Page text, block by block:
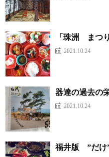
「珠洲 まつ
2021.10.24
器達の過去の
2021.10.24
福井版 ”だけ